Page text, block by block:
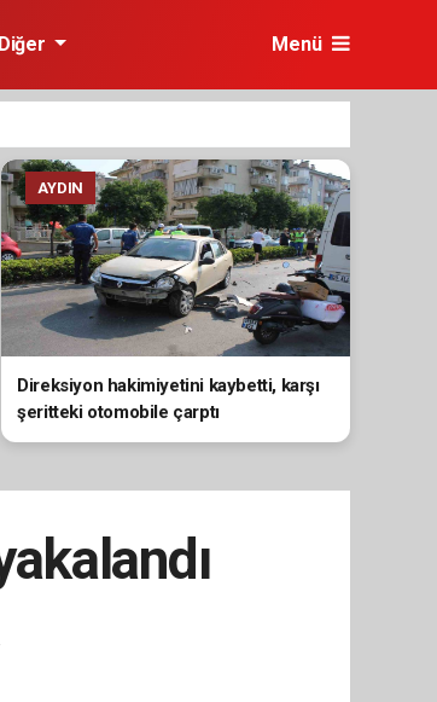
Diğer Menü
AYDIN
Direksiyon hakimiyetini kaybetti, karşı
şeritteki otomobile çarptı